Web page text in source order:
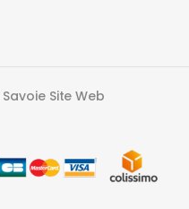
Savoie Site Web